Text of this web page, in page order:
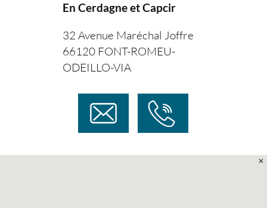
En Cerdagne et Capcir
32 Avenue Maréchal Joffre
66120 FONT-ROMEU-
ODEILLO-VIA